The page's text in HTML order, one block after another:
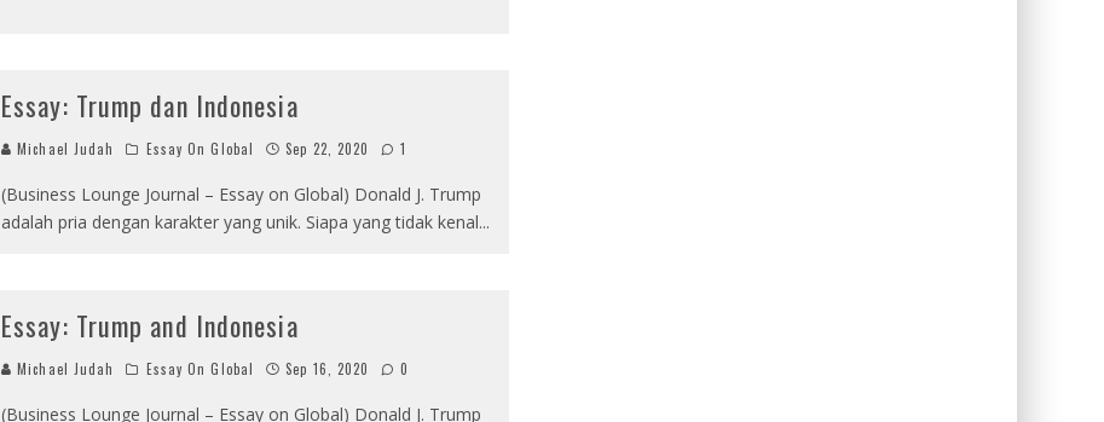
Essay: Trump dan Indonesia
Michael Judah Essay On Global Sep 22, 2020 1
(Business Lounge Journal – Essay on Global) Donald J. Trump
adalah pria dengan karakter yang unik. Siapa yang tidak kenal...
Essay: Trump and Indonesia
Michael Judah Essay On Global Sep 16, 2020 0
(Business Lounge Journal – Essay on Global) Donald J. Trump